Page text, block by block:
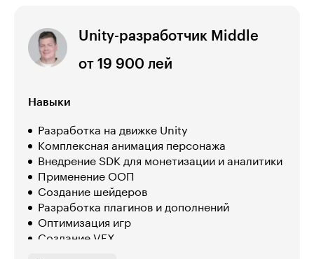
Unity-разработчик Middle
от 19 900 лей
Навыки
Разработка на движке Unity
Комплексная анимация персонажа
Внедрение SDK для монетизации и аналитики
Применение ООП
Создание шейдеров
Разработка плагинов и дополнений
Оптимизация игр
Создание VFX